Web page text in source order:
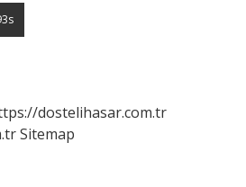
dostelihasar.com.tr
Sitemap